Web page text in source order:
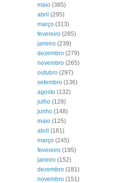
maio (385)
abril (295)
março (313)
fevereiro (285)
janeiro (239)
dezembro (279)
novembro (265)
outubro (297)
setembro (136)
agosto (132)
julho (128)
junho (148)
maio (125)
abril (181)
março (245)
fevereiro (195)
janeiro (152)
dezembro (181)
novembro (151)